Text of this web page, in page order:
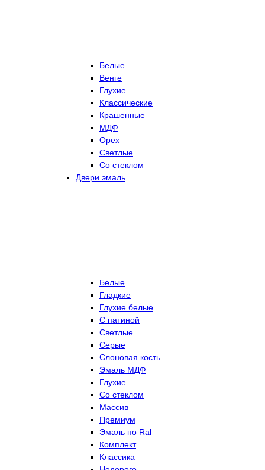
Белые
Венге
Глухие
Классические
Крашенные
МДФ
Орех
Светлые
Со стеклом
Двери эмаль
Белые
Гладкие
Глухие белые
С патиной
Светлые
Серые
Слоновая кость
Эмаль МДФ
Глухие
Со стеклом
Массив
Премиум
Эмаль по Ral
Комплект
Классика